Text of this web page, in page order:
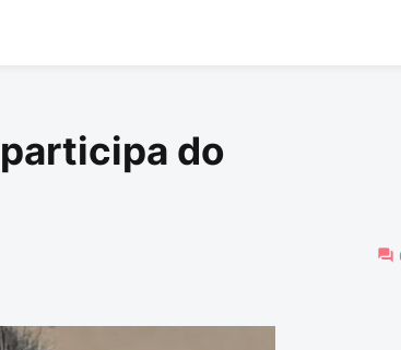
participa do